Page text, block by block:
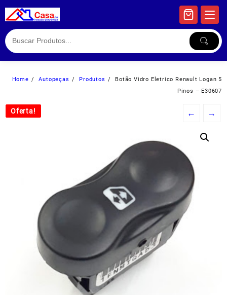
to
Home Autopeças Produtos
Botão Vidro Eletrico Renault Logan 5
Pinos – E30607
Oferta! ← →
Oferta!